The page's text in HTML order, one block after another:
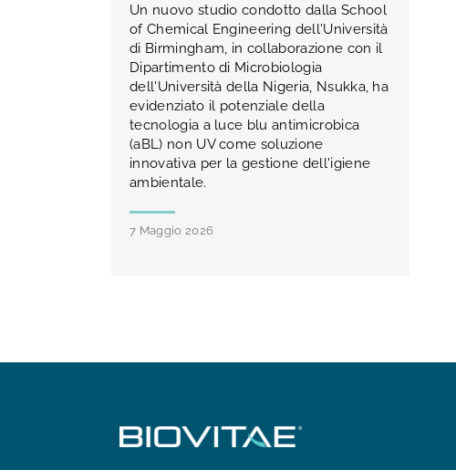
Un nuovo studio condotto dalla School
of Chemical Engineering dell'Università
di Birmingham, in collaborazione con il
Dipartimento di Microbiologia
dell'Università della Nigeria, Nsukka, ha
evidenziato il potenziale della
tecnologia a luce blu antimicrobica
(aBL) non UV come soluzione
innovativa per la gestione dell'igiene
ambientale.
7 Maggio 2026